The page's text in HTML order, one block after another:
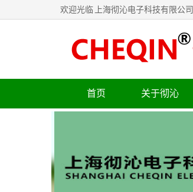
欢迎光临 上海彻沁电子科技有限公司
首页 关于彻沁